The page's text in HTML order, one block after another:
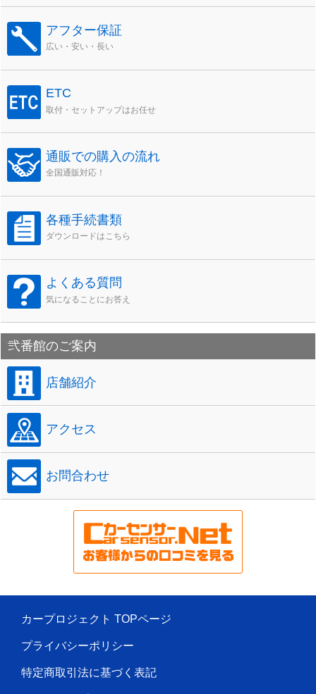
アフター保証
広い・安い・長い
ETC
取付・セットアップはお任せ
通販での購入の流れ
全国通販対応！
各種手続書類
ダウンロードはこちら
よくある質問
気になることにお答え
弐番館のご案内
店舗紹介
アクセス
お問合わせ
カープロジェクト TOPページ
プライバシーポリシー
特定商取引法に基づく表記